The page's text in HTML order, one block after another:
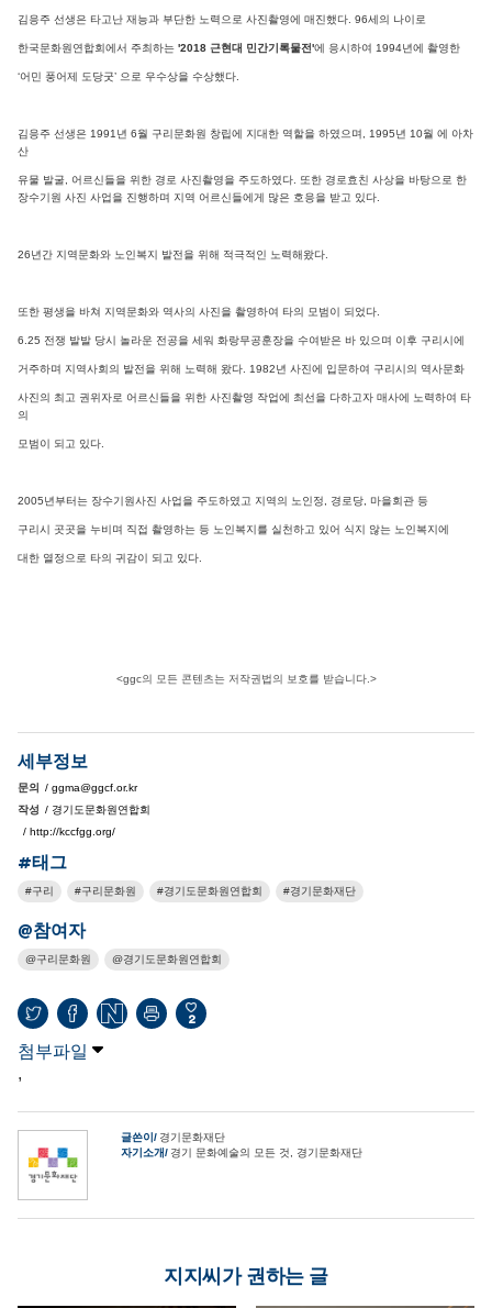
김응주 선생은 타고난 재능과 부단한 노력으로 사진촬영에 매진했다. 96세의 나이로
한국문화원연합회에서 주최하는 '2018 근현대 민간기록물전'에 응시하여 1994년에 촬영한
‘어민 풍어제 도당굿’ 으로 우수상을 수상했다.
김응주 선생은 1991년 6월 구리문화원 창립에 지대한 역할을 하였으며, 1995년 10월 에 아차
산
유물 발굴, 어르신들을 위한 경로 사진촬영을 주도하였다. 또한 경로효친 사상을 바탕으로 한
장수기원 사진 사업을 진행하며 지역 어르신들에게 많은 호응을 받고 있다.
26년간 지역문화와 노인복지 발전을 위해 적극적인 노력해왔다.
또한 평생을 바쳐 지역문화와 역사의 사진을 촬영하여 타의 모범이 되었다.
6.25 전쟁 발발 당시 놀라운 전공을 세워 화랑무공훈장을 수여받은 바 있으며 이후 구리시에
거주하며 지역사회의 발전을 위해 노력해 왔다. 1982년 사진에 입문하여 구리시의 역사문화
사진의 최고 권위자로 어르신들을 위한 사진촬영 작업에 최선을 다하고자 매사에 노력하여 타
의
모범이 되고 있다.
2005년부터는 장수기원사진 사업을 주도하였고 지역의 노인정, 경로당, 마을회관 등
구리시 곳곳을 누비며 직접 촬영하는 등 노인복지를 실천하고 있어 식지 않는 노인복지에
대한 열정으로 타의 귀감이 되고 있다.
<ggc의 모든 콘텐츠는 저작권법의 보호를 받습니다.>
세부정보
문의
/ ggma@ggcf.or.kr
작성 / 경기도문화원연합회
/ http://kccfgg.org/
#태그
구리 구리문화원 경기도문화원연합회 경기문화재단
@참여자
구리문화원 경기도문화원연합회
2
첨부파일
,
글쓴이
경기문화재단
자기소개
경기 문화예술의 모든 것, 경기문화재단
지지씨가 권하는 글